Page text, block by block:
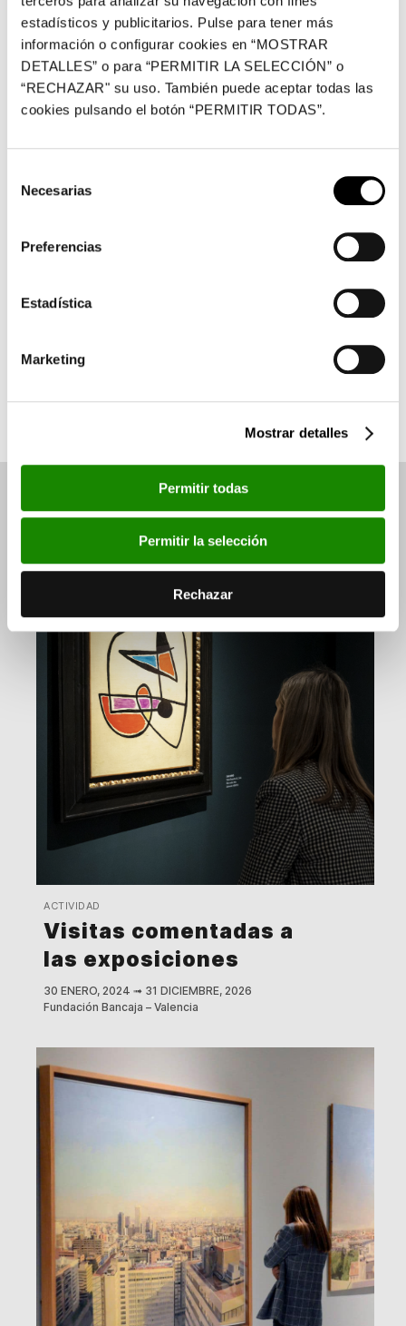
estadísticos y publicitarios. Pulse para tener más
información o configurar cookies en “MOSTRAR
DETALLES” o para “PERMITIR LA SELECCIÓN” o
“RECHAZAR" su uso. También puede aceptar todas las
cookies pulsando el botón “PERMITIR TODAS”.
Necesarias
Preferencias
Estadística
Marketing
Mostrar detalles
Permitir todas
Permitir la selección
Rechazar
Duración: 50 minutos.
Asistencia mínima de 6 personas por sesión para
la realización de la actividad.
Precio: 5 € + Entrada exposición.
Información y
es.
Grupos
Sesiones:
martes: 10 h, 11 h, 12 h, 17 h, 18 h y 19 h
Aforo máximo 25 personas.
reservas:
visitascomentadas@fundacionbancaja.
Ver también
ACTIVIDAD
Visitas comentadas a
las exposiciones
30 ENERO, 2024 ➟ 31 DICIEMBRE, 2026
Fundación Bancaja – Valencia